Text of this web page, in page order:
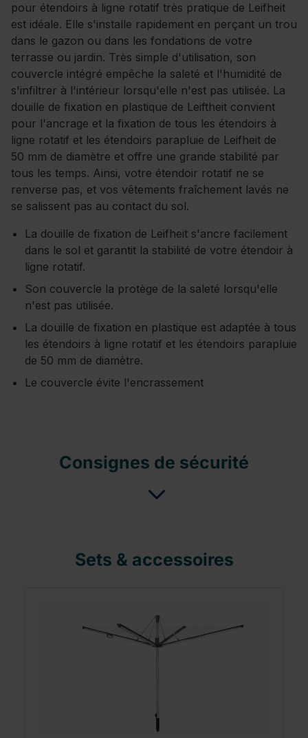
pour étendoirs à ligne rotatif très pratique de Leifheit
est idéale. Elle s'installe rapidement en perçant un trou
dans le gazon ou dans les fondations de votre
terrasse ou jardin. Très simple d'utilisation, son
couvercle intégré empêche la saleté et l'humidité de
s'infiltrer à l'intérieur lorsqu'elle n'est pas utilisée. La
douille de fixation en plastique de Leiftheit convient
pour l'ancrage et la fixation de tous les étendoirs à
ligne rotatif et les étendoirs parapluie de Leifheit de
50 mm de diamètre et offre une grande stabilité par
tous les temps. Ainsi, votre étendoir rotatif ne se
renverse pas, et vos vêtements fraîchement lavés ne
se salissent pas au contact du sol.
La douille de fixation de Leifheit s'ancre facilement
dans le sol et garantit la stabilité de votre étendoir à
ligne rotatif.
Son couvercle la protège de la saleté lorsqu'elle
n'est pas utilisée.
La douille de fixation en plastique est adaptée à tous
les étendoirs à ligne rotatif et les étendoirs parapluie
de 50 mm de diamètre.
Le couvercle évite l'encrassement
Consignes de sécurité
Sets & accessoires